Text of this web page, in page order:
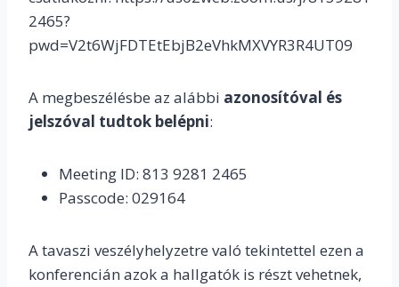
2465?
pwd=V2t6WjFDTEtEbjB2eVhkMXVYR3R4UT09
A megbeszélésbe az alábbi azonosítóval és
jelszóval tudtok belépni:
Meeting ID: 813 9281 2465
Passcode: 029164
A tavaszi veszélyhelyzetre való tekintettel ezen a
konferencián azok a hallgatók is részt vehetnek,